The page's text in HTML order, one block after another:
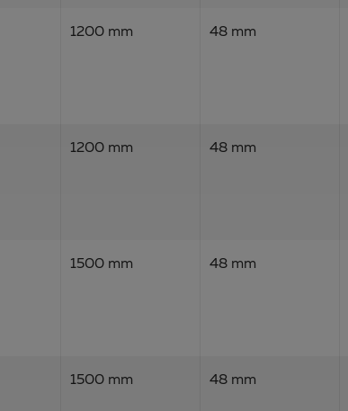
1200 mm 48 mm
1200 mm 48 mm
1500 mm 48 mm
1500 mm 48 mm